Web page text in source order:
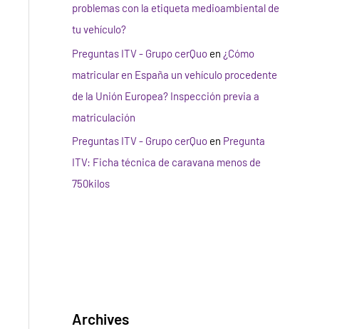
problemas con la etiqueta medioambiental de
tu vehículo?
Preguntas ITV - Grupo cerQuo en ¿Cómo
matricular en España un vehículo procedente
de la Unión Europea? Inspección previa a
matriculación
Preguntas ITV - Grupo cerQuo en Pregunta
ITV: Ficha técnica de caravana menos de
750kilos
Archives